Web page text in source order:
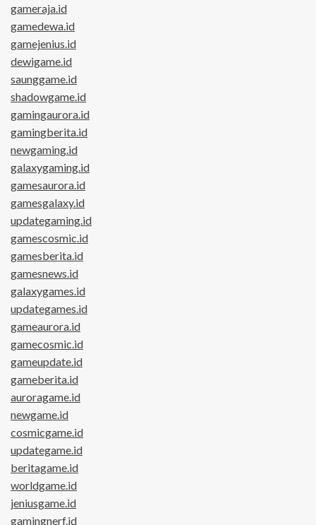
gameraja.id
gamedewa.id
gamejenius.id
dewigame.id
saunggame.id
shadowgame.id
gamingaurora.id
gamingberita.id
newgaming.id
galaxygaming.id
gamesaurora.id
gamesgalaxy.id
updategaming.id
gamescosmic.id
gamesberita.id
gamesnews.id
galaxygames.id
updategames.id
gameaurora.id
gamecosmic.id
gameupdate.id
gameberita.id
auroragame.id
newgame.id
cosmicgame.id
updategame.id
beritagame.id
worldgame.id
jeniusgame.id
gamingnerf.id